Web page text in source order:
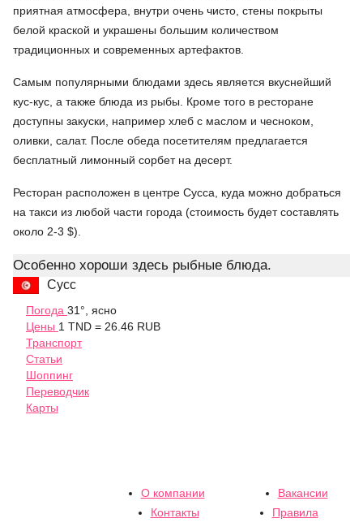
приятная атмосфера, внутри очень чисто, стены покрыты
белой краской и украшены большим количеством
традиционных и современных артефактов.
Самым популярными блюдами здесь является вкуснейший
кус-кус, а также блюда из рыбы. Кроме того в ресторане
доступны закуски, например хлеб с маслом и чесноком,
оливки, салат. После обеда посетителям предлагается
бесплатный лимонный сорбет на десерт.
Ресторан расположен в центре Сусса, куда можно добраться
на такси из любой части города (стоимость будет составлять
около 2-3 $).
Особенно хороши здесь рыбные блюда.
Сусс
Погода 31°, ясно
Цены 1 TND = 26.46 RUB
Транспорт
Статьи
Шоппинг
Переводчик
Карты
О компании
Вакансии
Контакты
Правила